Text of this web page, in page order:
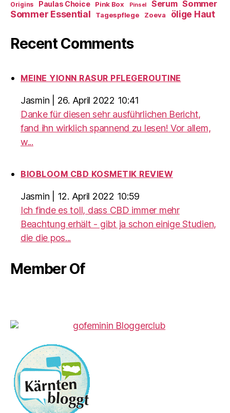
Origins Paulas Choice Pink Box Pinsel Serum Sommer
Sommer Essential Tagespflege Zoeva ölige Haut
Recent Comments
MEINE YIONN RASUR PFLEGEROUTINE
Jasmin
26. April 2022 10:41
Danke für diesen sehr ausführlichen Bericht,
fand ihn wirklich spannend zu lesen! Vor allem,
w...
BIOBLOOM CBD KOSMETIK REVIEW
Jasmin
12. April 2022 10:59
Ich finde es toll, dass CBD immer mehr
Beachtung erhält - gibt ja schon einige Studien,
die die pos...
Member Of